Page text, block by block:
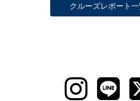
クルーズレポート